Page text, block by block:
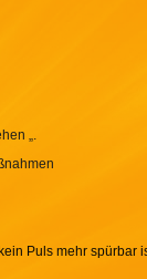
„.
Puls mehr spürbar